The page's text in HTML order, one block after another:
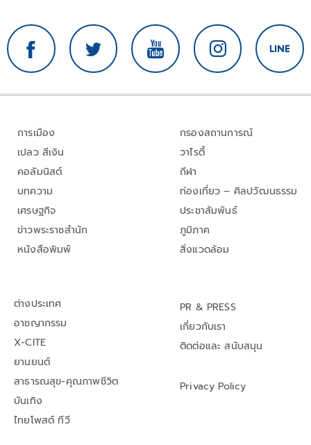
การเมือง
เปลว สีเงิน
คอลัมนิสต์
บทความ
เศรษฐกิจ
ข่าวพระราชสำนัก
หนังสือพิมพ์
กรองสถานการณ์
วาไรตี้
กีฬา
ท่องเที่ยว – ศิลปวัฒนธรรม
ประชาสัมพันธ์
ภูมิภาค
สิ่งแวดล้อม
ต่างประเทศ
อาชญากรรม
X-CITE
ยานยนต์
สาธารณสุข-คุณภาพชีวิต
บันเทิง
ไทยโพสต์ ทีวี
PR & PRESS
เกี่ยวกับเรา
ติดต่อและ สนับสนุน
Privacy Policy